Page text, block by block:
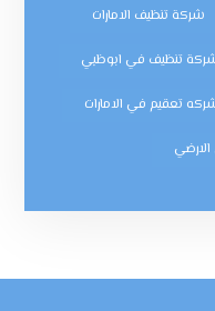
شركة تنظيف الامارات
تنظيف في ابوظبي
تعقيم في الامارات